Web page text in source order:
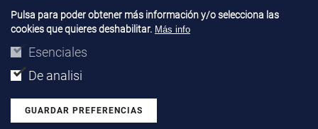
Contacto Talento
Aviso Legal Perfil del contatante © Copyright 2026. IMB-CNM
Pulsa para poder obtener más información y/o selecciona las
cookies que quieres deshabilitar. Más info
Esenciales
De analisi
GUARDAR PREFERENCIAS